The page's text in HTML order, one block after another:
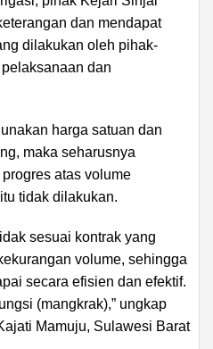
dan mendapat
dilakukan oleh pihak-
dan
harga satuan dan
maka seharusnya
atas volume
tidak dilakukan.
sesuai kontrak yang
volume, sehingga
secara efisien dan efektif.
(mangkrak),” ungkap
Mamuju, Sulawesi Barat